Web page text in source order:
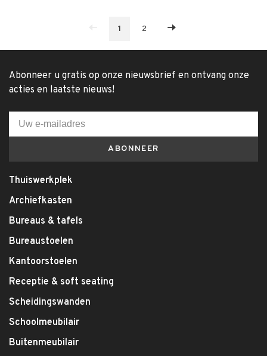
1 2
Abonneer u gratis op onze nieuwsbrief en ontvang onze
acties en laatste nieuws!
ABONNEER
Thuiswerkplek
Archiefkasten
Bureaus & tafels
Bureaustoelen
Kantoorstoelen
Receptie & soft seating
Scheidingswanden
Schoolmeubilair
Buitenmeubilair